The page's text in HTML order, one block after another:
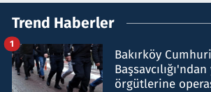
Trend Haberler
Bakırköy
örgütlerine
1